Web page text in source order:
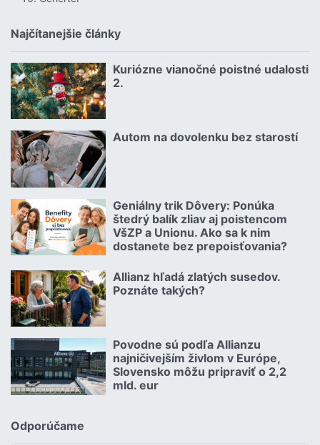
Najčítanejšie články
Kuriózne vianočné poistné udalosti
2.
18.12.2024 | | redakcia
Autom na dovolenku bez starostí
02.07.2026 |
Geniálny trik Dôvery: Ponúka
štedrý balík zliav aj poistencom
VšZP a Unionu. Ako sa k nim
dostanete bez prepoisťovania?
06.07.2026 | | redakcia
Allianz hľadá zlatých susedov.
Poznáte takých?
08.07.2026 |
Povodne sú podľa Allianzu
najničivejším živlom v Európe,
Slovensko môžu pripraviť o 2,2
mld. eur
23.07.2026 |
Odporúčame